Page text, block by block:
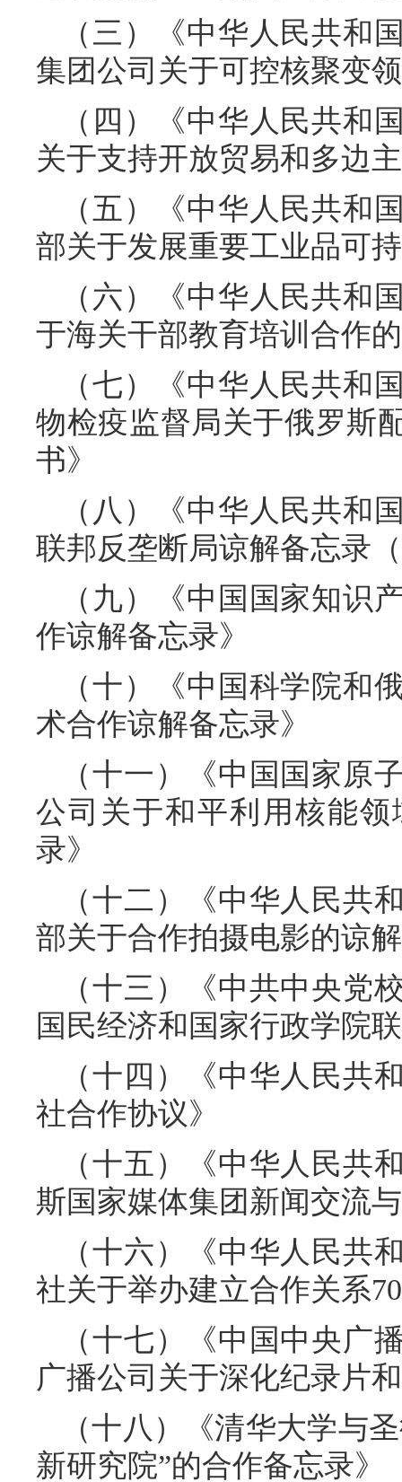
（三）《中华人民共和
集团公司关于可控核聚变
（四）《中华人民共和
关于支持开放贸易和多边
（五）《中华人民共和
部关于发展重要工业品可
（六）《中华人民共和
于海关干部教育培训合作
（七）《中华人民共和
物检疫监督局关于俄罗斯
书》
（八）《中华人民共和
联邦反垄断局谅解备忘录
（九）《中国国家知识
作谅解备忘录》
（十）《中国科学院和
术合作谅解备忘录》
（十一）《中国国家原
公司关于和平利用核能
录》
（十二）《中华人民共
部关于合作拍摄电影的谅
（十三）《中共中央党
国民经济和国家行政学院
（十四）《中华人民共
社合作协议》
（十五）《中华人民共
斯国家媒体集团新闻交流
（十六）《中华人民共
社关于举办建立合作关系
（十七）《中国中央广
广播公司关于深化纪录片
（十八）《清华大学与
新研究院”的合作备忘录》